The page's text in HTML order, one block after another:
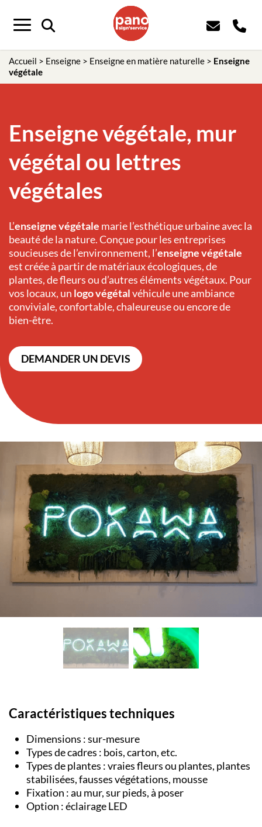
Menu
Accueil > Enseigne > Enseigne en matière naturelle > Enseigne
végétale
Enseigne végétale, mur
végétal ou lettres
végétales
L’enseigne végétale marie l’esthétique urbaine avec la
beauté de la nature. Conçue pour les entreprises
soucieuses de l’environnement, l’enseigne végétale
est créée à partir de matériaux écologiques, de
plantes, de fleurs ou d’autres éléments végétaux. Pour
vos locaux, un logo végétalvéhicule une ambiance
conviviale, confortable, chaleureuse ou encore de
bien-être.
DEMANDER UN DEVIS
Caractéristiques techniques
Dimensions : sur-mesure
Types de cadres : bois, carton, etc.
Types de plantes : vraies fleurs ou plantes, plantes
stabilisées, fausses végétations, mousse
Fixation : au mur, sur pieds, à poser
Option : éclairage LED
Panneau de gestion des cookies